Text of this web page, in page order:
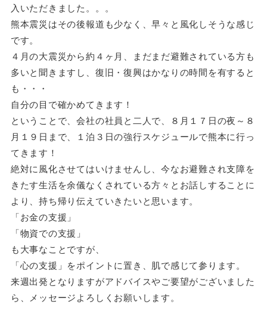
入いただきました。。。
熊本震災はその後報道も少なく、早々と風化しそうな感じ
です。
４月の大震災から約４ヶ月、まだまだ避難されている方も
多いと聞きますし、復旧・復興はかなりの時間を有すると
も・・・
自分の目で確かめてきます！
ということで、会社の社員と二人で、８月１７日の夜～８
月１９日まで、１泊３日の強行スケジュールで熊本に行っ
てきます！
絶対に風化させてはいけませんし、今なお避難され支障を
きたす生活を余儀なくされている方々とお話しすることに
より、持ち帰り伝えていきたいと思います。
「お金の支援」
「物資での支援」
も大事なことですが、
「心の支援」をポイントに置き、肌で感じて参ります。
来週出発となりますがアドバイスやご要望がございました
ら、メッセージよろしくお願いします。